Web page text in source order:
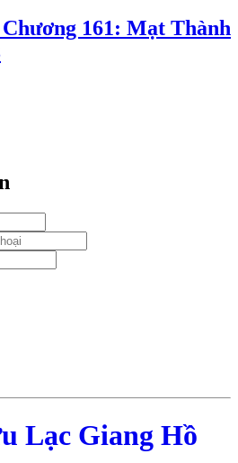
161: Mạt Thành
Lạc Giang Hồ